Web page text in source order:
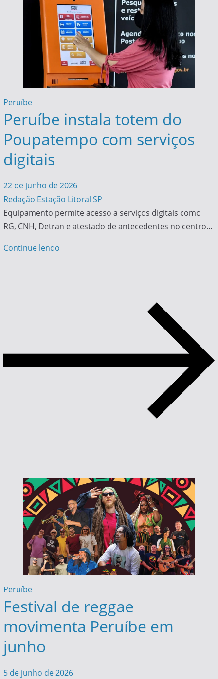
Peruíbe
Peruíbe instala totem do
Poupatempo com serviços
digitais
22 de junho de 2026
Redação Estação Litoral SP
Equipamento permite acesso a serviços digitais como
RG, CNH, Detran e atestado de antecedentes no centro…
Continue lendo
Peruíbe
Festival de reggae
movimenta Peruíbe em
junho
5 de junho de 2026